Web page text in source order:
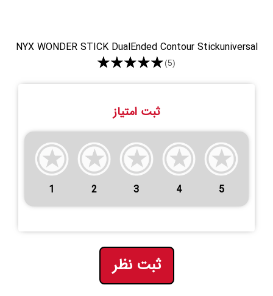
NYX WONDER STICK DualEnded Contour Stickuniversal
★★★★★(5)
ثبت امتیاز
1 2 3 4 5
ثبت نظر